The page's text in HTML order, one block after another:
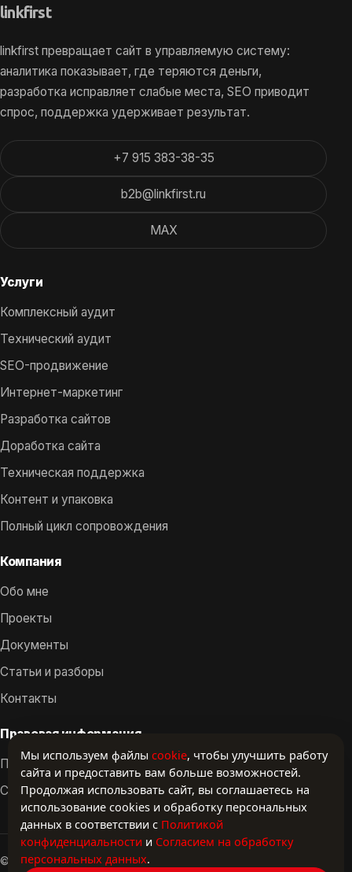
linkfirst
linkfirst превращает сайт в управляемую систему:
аналитика показывает, где теряются деньги,
разработка исправляет слабые места, SEO приводит
спрос, поддержка удерживает результат.
+7 915 383-38-35
b2b@linkfirst.ru
MAX
Услуги
Комплексный аудит
Технический аудит
SEO-продвижение
Интернет-маркетинг
Разработка сайтов
Доработка сайта
Техническая поддержка
Контент и упаковка
Полный цикл сопровождения
Компания
Обо мне
Проекты
Документы
Статьи и разборы
Контакты
Правовая информация
Политика конфиденциальности
Согласие на обработку ПД
© 2024–2026 linkfirst. Все права защищены.
Мы используем файлы cookie, чтобы улучшить работу
сайта и предоставить вам больше возможностей.
Продолжая использовать сайт, вы соглашаетесь на
использование cookies и обработку персональных
данных в соответствии с Политикой
конфиденциальности и Согласием на обработку
персональных данных.